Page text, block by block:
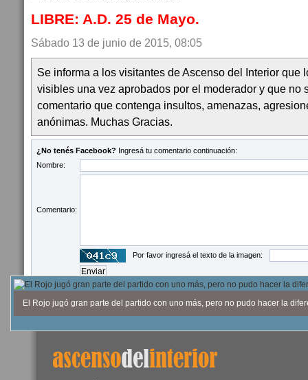
El Rojo jugó gran parte del partido con uno más, pero no pudo hacer la
LIBRE: A.D. 25 de Mayo.
Sábado 13 de junio de 2015, 08:05
Se informa a los visitantes de Ascenso del Interior que
visibles una vez aprobados por el moderador y que no
comentario que contenga insultos, amenazas,
anónimas. Muchas Gracias.
¿No tenés Facebook? Ingresá tu comentario continuación:
Nombre:
Comentario:
Por favor ingresá el texto de la imagen: